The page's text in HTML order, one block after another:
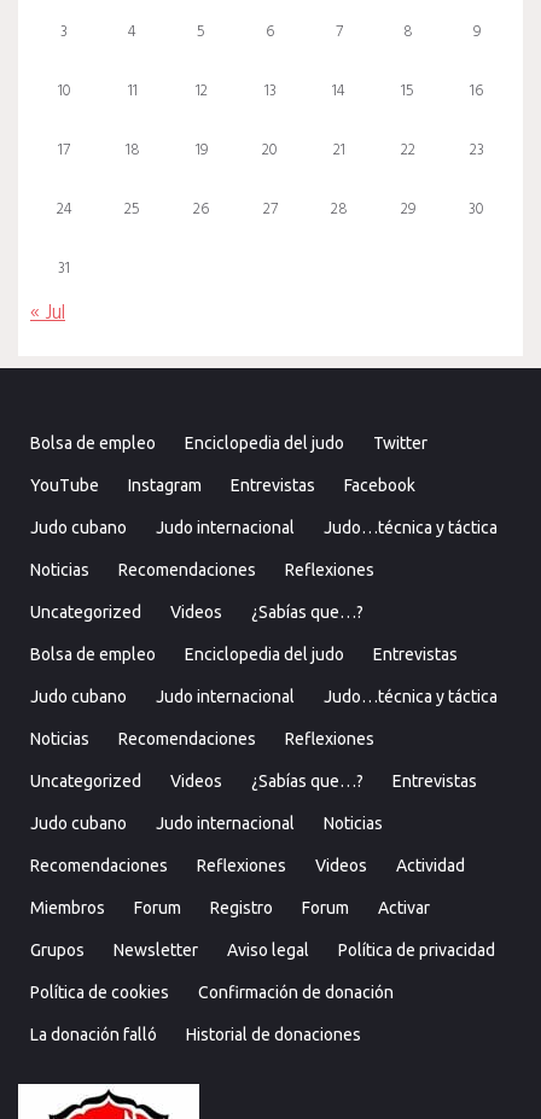
3 4 5 6 7 8 9
10 11 12 13 14 15 16
17 18 19 20 21 22 23
24 25 26 27 28 29 30
31
« Jul
Bolsa de empleo Enciclopedia del judo Twitter
YouTube Instagram Entrevistas Facebook
Judo cubano Judo internacional Judo…técnica y táctica
Noticias Recomendaciones Reflexiones
Uncategorized Videos ¿Sabías que…?
Bolsa de empleo Enciclopedia del judo Entrevistas
Judo cubano Judo internacional Judo…técnica y táctica
Noticias Recomendaciones Reflexiones
Uncategorized Videos ¿Sabías que…? Entrevistas
Judo cubano Judo internacional Noticias
Recomendaciones Reflexiones Videos Actividad
Miembros Forum Registro Forum Activar
Grupos Newsletter Aviso legal Política de privacidad
Política de cookies Confirmación de donación
La donación falló Historial de donaciones